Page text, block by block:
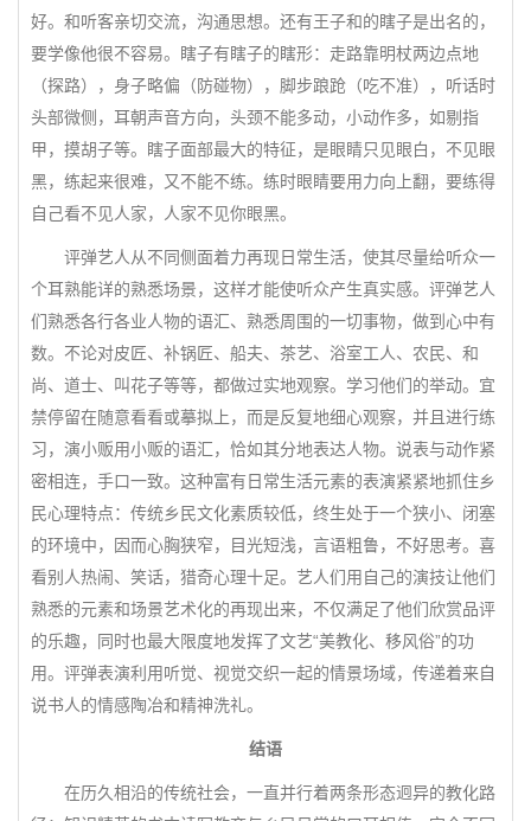
好。和听客亲切交流，沟通思想。还有王子和的瞎子是出名的，
要学像他很不容易。瞎子有瞎子的瞎形：走路靠明杖两边点地
（探路），身子略偏（防碰物），脚步踉跄（吃不准），听话时
头部微侧，耳朝声音方向，头颈不能多动，小动作多，如剔指
甲，摸胡子等。瞎子面部最大的特征，是眼睛只见眼白，不见眼
黑，练起来很难，又不能不练。练时眼睛要用力向上翻，要练得
自己看不见人家，人家不见你眼黑。
评弹艺人从不同侧面着力再现日常生活，使其尽量给听众一
个耳熟能详的熟悉场景，这样才能使听众产生真实感。评弹艺人
们熟悉各行各业人物的语汇、熟悉周围的一切事物，做到心中有
数。不论对皮匠、补锅匠、船夫、茶艺、浴室工人、农民、和
尚、道士、叫花子等等，都做过实地观察。学习他们的举动。宜
禁停留在随意看看或摹拟上，而是反复地细心观察，并且进行练
习，演小贩用小贩的语汇，恰如其分地表达人物。说表与动作紧
密相连，手口一致。这种富有日常生活元素的表演紧紧地抓住乡
民心理特点：传统乡民文化素质较低，终生处于一个狭小、闭塞
的环境中，因而心胸狭窄，目光短浅，言语粗鲁，不好思考。喜
看别人热闹、笑话，猎奇心理十足。艺人们用自己的演技让他们
熟悉的元素和场景艺术化的再现出来，不仅满足了他们欣赏品评
的乐趣，同时也最大限度地发挥了文艺“美教化、移风俗”的功
用。评弹表演利用听觉、视觉交织一起的情景场域，传递着来自
说书人的情感陶冶和精神洗礼。
结语
在历久相沿的传统社会，一直并行着两条形态迥异的教化路